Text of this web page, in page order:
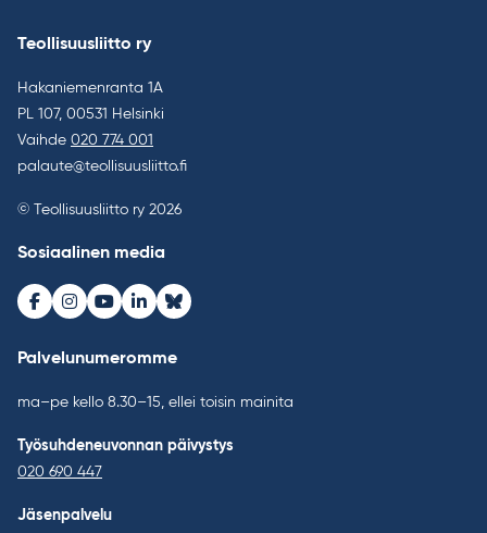
Teollisuusliitto ry
Hakaniemenranta 1A
PL 107, 00531 Helsinki
Vaihde 020 774 001
palaute@teollisuusliitto.fi
© Teollisuusliitto ry 2026
Sosiaalinen media
Facebook
Instagram
Youtube
LinkedInBluesky
Palvelunumeromme
ma–pe kello 8.30–15, ellei toisin mainita
Työsuhdeneuvonnan päivystys
020 690 447
Jäsenpalvelu